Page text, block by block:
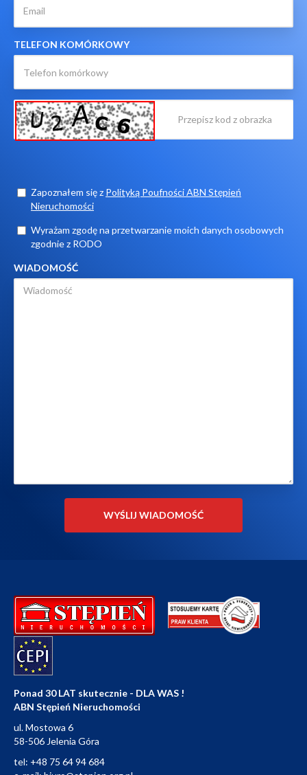
TELEFON KOMÓRKOWY
Zapoznałem się z Polityką Poufności ABN Stępień
Nieruchomości
Wyrażam zgodę na przetwarzanie moich danych osobowych
zgodnie z RODO
WIADOMOŚĆ
Ponad 30 LAT skutecznie - DLA WAS !
ABN Stępień Nieruchomości
ul. Mostowa 6
58-506 Jelenia Góra
tel: +48 75 64 94 684